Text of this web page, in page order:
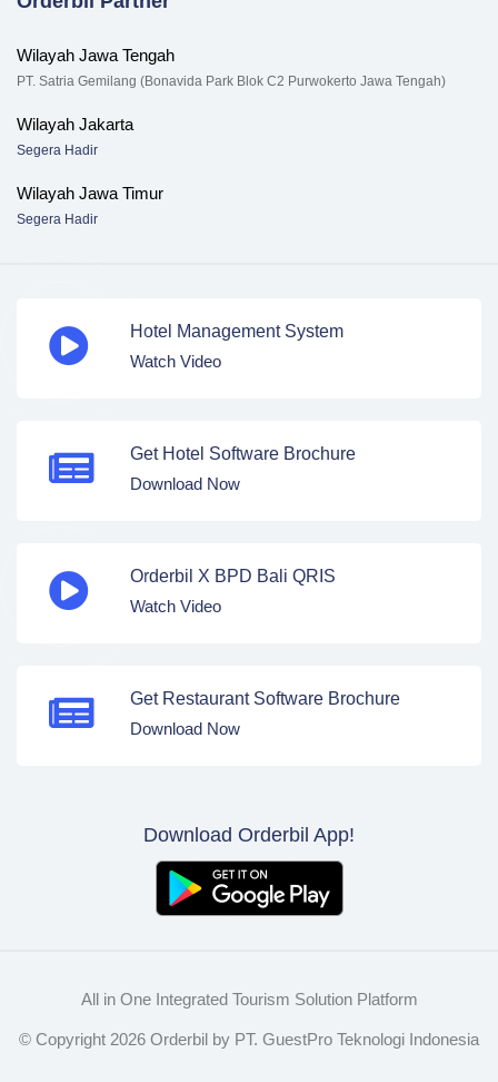
Wilayah Jawa Tengah
PT. Satria Gemilang (Bonavida Park Blok C2 Purwokerto Jawa Tengah)
Wilayah Jakarta
Segera Hadir
Wilayah Jawa Timur
Segera Hadir
Hotel Management System
Watch Video
Get Hotel Software Brochure
Download Now
Orderbil X BPD Bali QRIS
Watch Video
Get Restaurant Software Brochure
Download Now
Download Orderbil App!
All in One Integrated Tourism Solution Platform
© Copyright 2026 Orderbil by PT. GuestPro Teknologi Indonesia
Baca juga: 7 Ide Menu Dessert Khas Italia Yang